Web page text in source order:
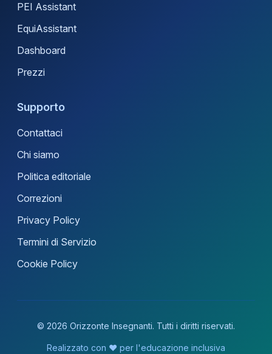
PEI Assistant
EquiAssistant
Dashboard
Prezzi
Supporto
Contattaci
Chi siamo
Politica editoriale
Correzioni
Privacy Policy
Termini di Servizio
Cookie Policy
© 2026 Orizzonte Insegnanti. Tutti i diritti riservati.
Realizzato con ❤️ per l'educazione inclusiva